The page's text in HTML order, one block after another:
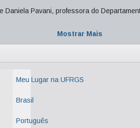
Daniela Pavani, professora do
Mostrar Mais
Meu Lugar na UFRGS
Brasil
Português